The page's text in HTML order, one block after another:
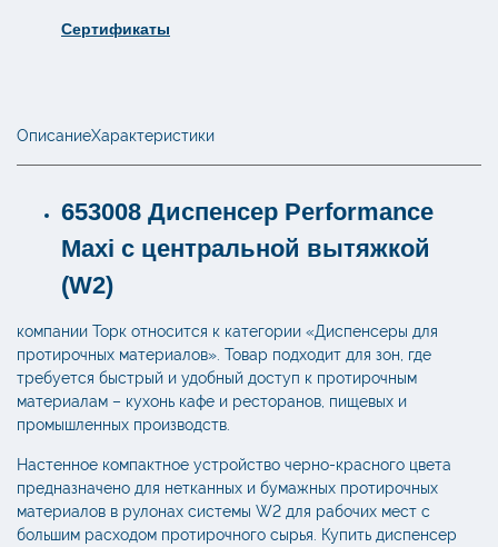
Сертификаты
ОписаниеХарактеристики
653008 Диспенсер Performance
Maxi с центральной вытяжкой
(W2)
компании Торк относится к категории «Диспенсеры для
протирочных материалов». Товар подходит для зон, где
требуется быстрый и удобный доступ к протирочным
материалам – кухонь кафе и ресторанов, пищевых и
промышленных производств.
Настенное компактное устройство черно-красного цвета
предназначено для нетканных и бумажных протирочных
материалов в рулонах системы W2 для рабочих мест с
большим расходом протирочного сырья. Купить диспенсер